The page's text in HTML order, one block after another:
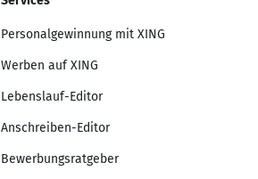
Personalgewinnung mit XING
Werben auf XING
Lebenslauf-Editor
Anschreiben-Editor
Bewerbungsratgeber